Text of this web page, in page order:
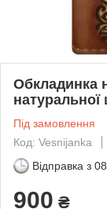
Обкладинка
Під замовлення
Код: Vesnijanka
Відправка з
900 ₴